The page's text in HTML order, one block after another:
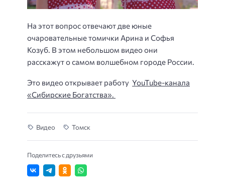
На этот вопрос отвечают две юные
очаровательные томички Арина и Софья
Козуб. В этом небольшом видео они
расскажут о самом волшебном городе России.
Это видео открывает работу YouTube-канала
«Сибирские Богатства».
Видео Томск
Поделитесь с друзьями